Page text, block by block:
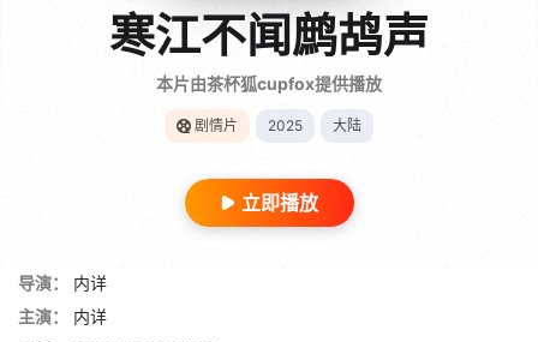
寒江不闻鹧鸪声
本片由茶杯狐cupfox提供播放
剧情片 2025 大陆
立即播放
导演：
内详
主演：
内详